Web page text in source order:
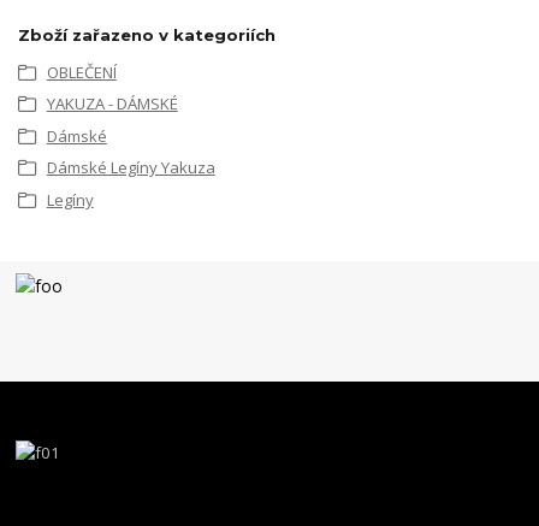
Zboží zařazeno v kategoriích
OBLEČENÍ
YAKUZA - DÁMSKÉ
Dámské
Dámské Legíny Yakuza
Legíny